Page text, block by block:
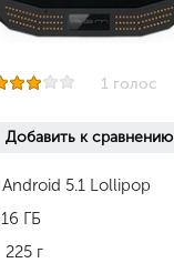
1 голос
Добавить к сравнению
Android 5.1 Lollipop
16 ГБ
225 г